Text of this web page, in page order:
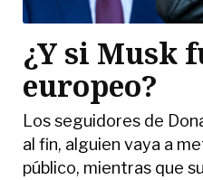
¿Y si Musk
europeo?
Los seguidores de
al fin, alguien vaya a
público, mientras que